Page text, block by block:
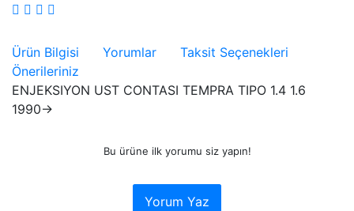
Ürün Bilgisi Yorumlar
Taksit Seçenekleri
Önerileriniz
ENJEKSIYON UST CONTASI TEMPRA TIPO 1.4 1.6
1990->
Bu ürüne ilk yorumu siz yapın!
Yorum Yaz